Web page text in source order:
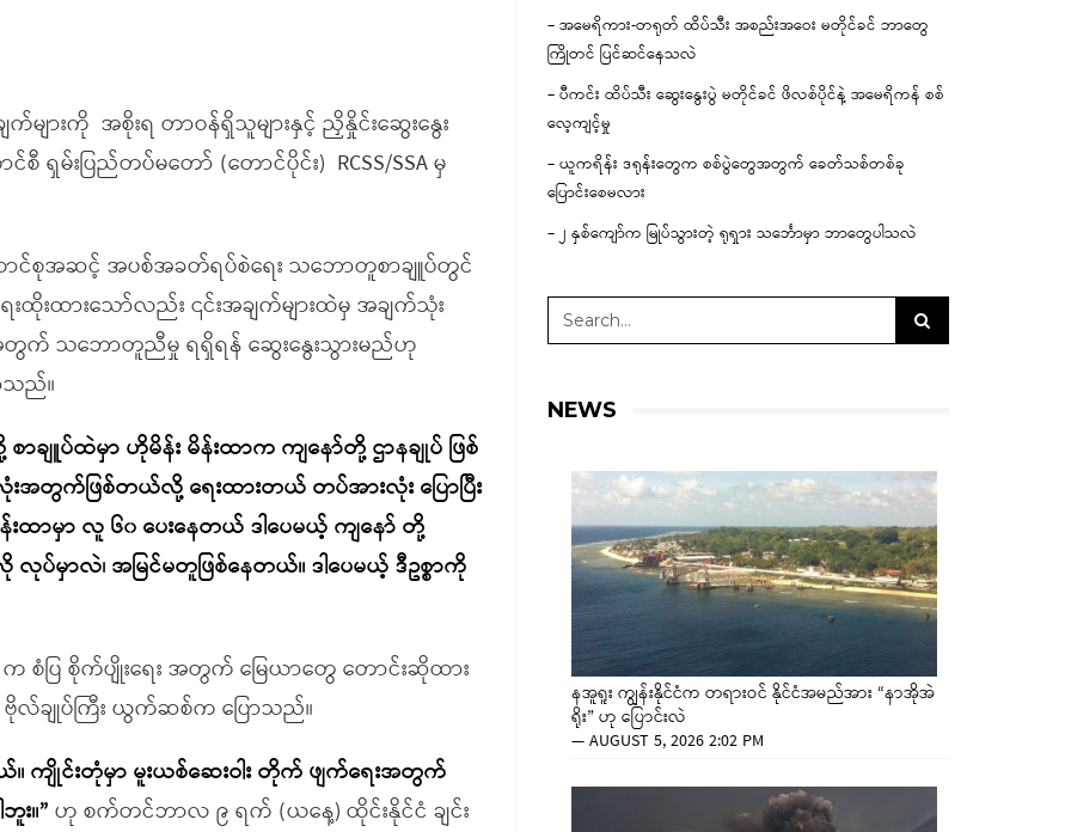
များကို အစိုးရ တာဝန်ရှိသူများနှင့် ညှိနှိုင်းဆွေးနွေး
စီ ရှမ်းပြည်တပ်မတော် (တောင်ပိုင်း) RCSS/SSA မှ
ောင်စုအဆင့် အပစ်အခတ်ရပ်စဲရေး သဘောတူစာချူပ်တွင်
းထားသော်လည်း ၎င်းအချက်များထဲမှ အချက်သုံး
သဘောတူညီမှု ရရှိရန် ဆွေးနွေးသွားမည်ဟု
သည်။
ျူပ်ထဲမှာ ဟိုမိန်း မိန်းထာက ကျနော်တို့ ဌာနချုပ် ဖြစ်
းအတွက်ဖြစ်တယ်လို့ ရေးထားတယ် တပ်အားလုံး ပြောပြီး
ာမှာ လူ ၆၀ ပေးနေတယ် ဒါပေမယ့် ကျနော် တို့
ာလဲ၊ အမြင်မတူဖြစ်နေတယ်။ ဒါပေမယ့် ဒီဥစ္စာကို
က စံပြ စိုက်ပျိုးရေး အတွက် မြေယာတွေ တောင်းဆိုထား
ဗိုလ်ချုပ်ကြီး ယွက်ဆစ်က ပြောသည်။
ယ်။ ကျိုင်းတုံမှာ မူးယစ်ဆေးဝါး တိုက် ဖျက်ရေးအတွက်
း။” ဟု စက်တင်ဘာလ ၉ ရက် (ယနေ့) ထိုင်းနိုင်ငံ ချင်း
– အမေရိကား-တရုတ် ထိပ်သီး အစည်းအဝေး မတိုင်ခင် ဘာတွေ
ကြိုတင် ပြင်ဆင်နေသလဲ
– ပီကင်း ထိပ်သီး ဆွေးနွေးပွဲ မတိုင်ခင် ဖိလစ်ပိုင်နဲ့ အမေရိကန် စစ်
လေ့ကျင့်မှု
– ယူကရိန်း ဒရုန်းတွေက စစ်ပွဲတွေအတွက် ခေတ်သစ်တစ်ခု
ပြောင်းစေမလား
– ၂ နှစ်ကျော်က မြုပ်သွားတဲ့ ရုရှား သင်္ဘောမှာ ဘာတွေပါသလဲ
NEWS
နအူရူး ကျွန်းနိုင်ငံက တရားဝင် နိုင်ငံအမည်အား “နာအိုအဲ
ရိုး” ဟု ပြောင်းလဲ
—AUGUST 5, 2026 2:02 PM